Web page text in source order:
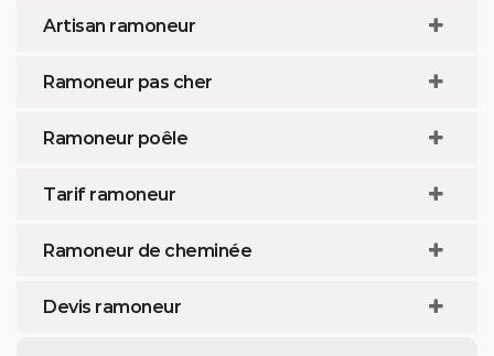
Artisan ramoneur
Ramoneur pas cher
Ramoneur poêle
Tarif ramoneur
Ramoneur de cheminée
Devis ramoneur